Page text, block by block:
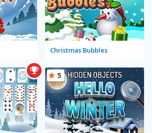
Christmas Bubbles
5